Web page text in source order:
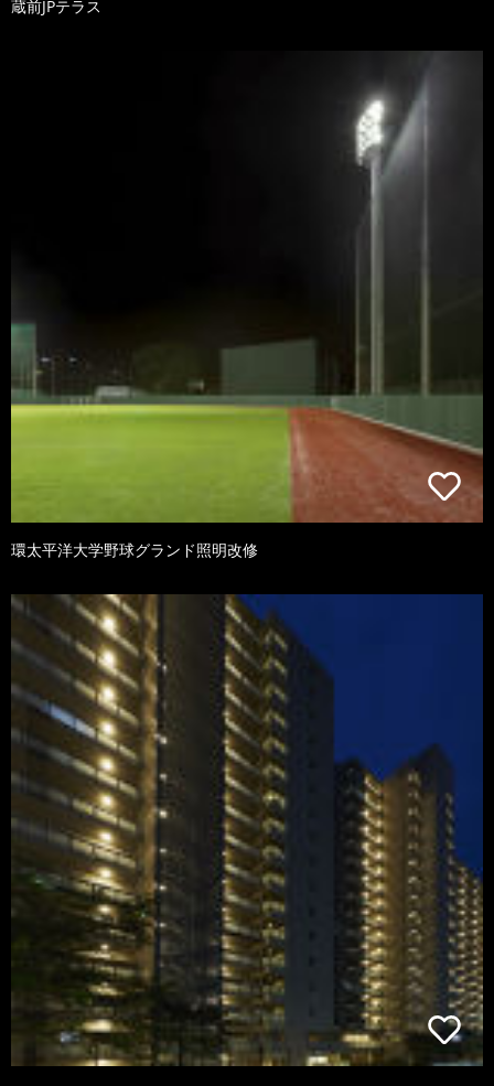
蔵前JPテラス
環太平洋大学野球グランド照明改修